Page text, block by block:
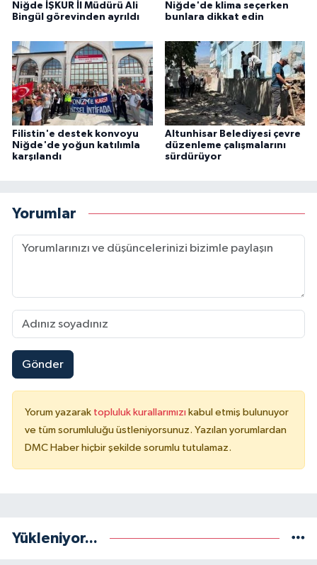
Niğde İŞKUR İl Müdürü Ali
Bingül görevinden ayrıldı
Niğde'de klima seçerken
bunlara dikkat edin
Filistin'e destek konvoyu
Niğde'de yoğun katılımla
karşılandı
Altunhisar Belediyesi çevre
düzenleme çalışmalarını
sürdürüyor
Yorumlar
Gönder
Yorum yazarak topluluk kurallarımızı kabul etmiş bulunuyor
ve tüm sorumluluğu üstleniyorsunuz. Yazılan yorumlardan
DMC Haber hiçbir şekilde sorumlu tutulamaz.
Yükleniyor...